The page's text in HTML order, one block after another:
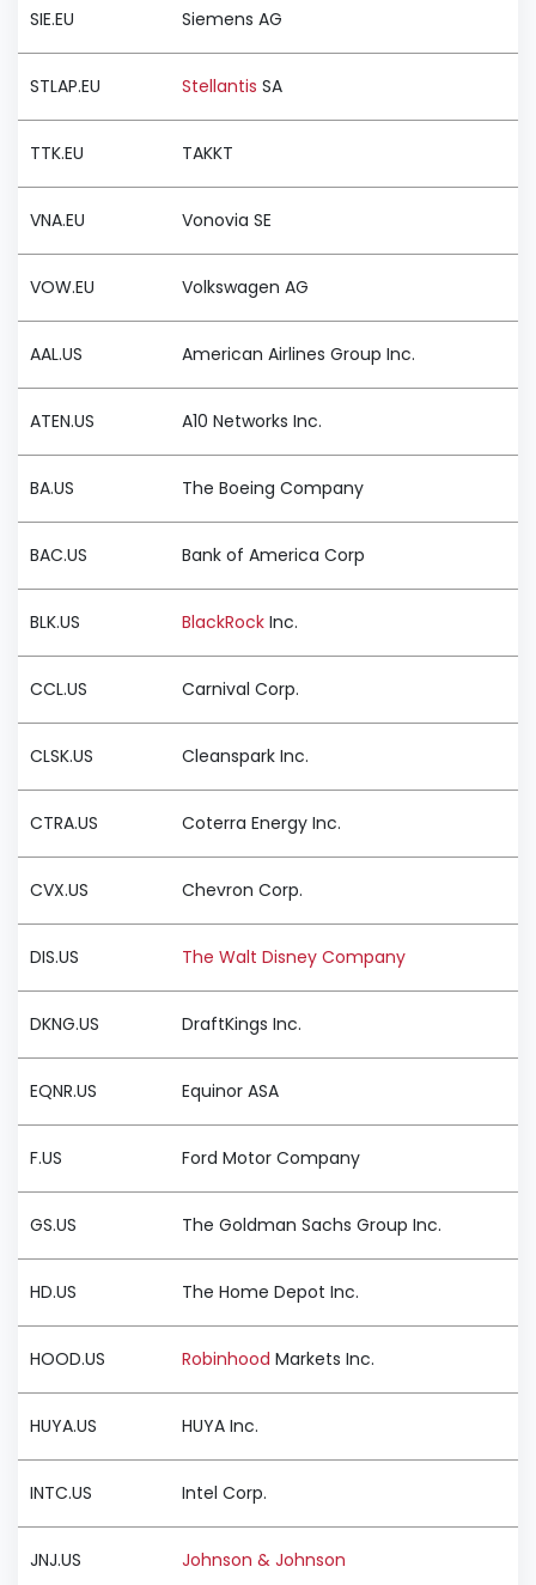
SIE.EU Siemens AG
STLAP.EU Stellantis SA
TTK.EU TAKKT
VNA.EU Vonovia SE
VOW.EU Volkswagen AG
AAL.US American Airlines Group Inc.
ATEN.US A10 Networks Inc.
BA.US The Boeing Company
BAC.US Bank of America Corp
BLK.US BlackRock Inc.
CCL.US Carnival Corp.
CLSK.US Cleanspark Inc.
CTRA.US Coterra Energy Inc.
CVX.US Chevron Corp.
DIS.US The Walt Disney Company
DKNG.US DraftKings Inc.
EQNR.US Equinor ASA
F.US Ford Motor Company
GS.US The Goldman Sachs Group Inc.
HD.US The Home Depot Inc.
HOOD.US Robinhood Markets Inc.
HUYA.US HUYA Inc.
INTC.US Intel Corp.
JNJ.US Johnson & Johnson